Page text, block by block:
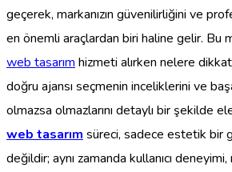
geçerek, markanızın güvenilirliğini ve
en önemli araçlardan biri haline gelir. Bu
web tasarım hizmeti alırken nelere
doğru ajansı seçmenin inceliklerini ve
olmazsa olmazlarını detaylı bir şekilde
web tasarım süreci, sadece estetik bir
değildir; aynı zamanda kullanıcı